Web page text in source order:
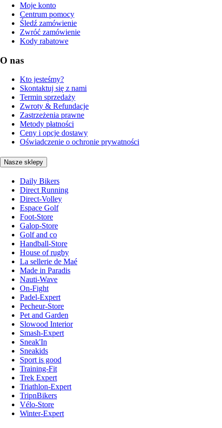
Moje konto
Centrum pomocy
Śledź zamówienie
Zwróć zamówienie
Kody rabatowe
O nas
Kto jesteśmy?
Skontaktuj się z nami
Termin sprzedaży
Zwroty & Refundacje
Zastrzeżenia prawne
Metody płatności
Ceny i opcje dostawy
Oświadczenie o ochronie prywatności
Nasze sklepy
Daily Bikers
Direct Running
Direct-Volley
Espace Golf
Foot-Store
Galop-Store
Golf and co
Handball-Store
House of rugby
La sellerie de Maé
Made in Paradis
Nauti-Wave
On-Fight
Padel-Expert
Pecheur-Store
Pet and Garden
Slowood Interior
Smash-Expert
Sneak'In
Sneakids
Sport is good
Training-Fit
Trek Expert
Triathlon-Expert
TripnBikers
Vélo-Store
Winter-Expert